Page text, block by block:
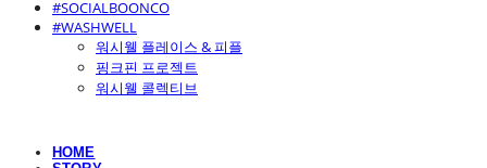
#SOCIALBOONCO
#WASHWELL
워시웰 플레이스 & 피플
핑크핀 프로젝트
워시웰 콜렉티브
HOME